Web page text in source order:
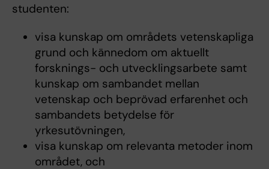
studenten:
visa kunskap om områdets vetenskapliga
grund och kännedom om aktuellt
forsknings- och utvecklingsarbete samt
kunskap om sambandet mellan
vetenskap och beprövad erfarenhet och
sambandets betydelse för
yrkesutövningen,
visa kunskap om relevanta metoder inom
området, och